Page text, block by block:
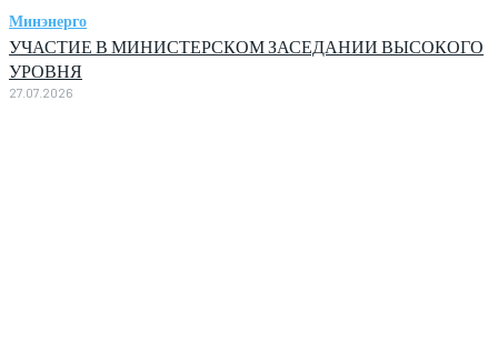
Минэнерго
УЧАСТИЕ В МИНИСТЕРСКОМ ЗАСЕДАНИИ ВЫСОКОГО
УРОВНЯ
27.07.2026